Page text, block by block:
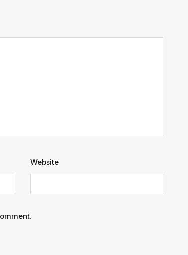
Website